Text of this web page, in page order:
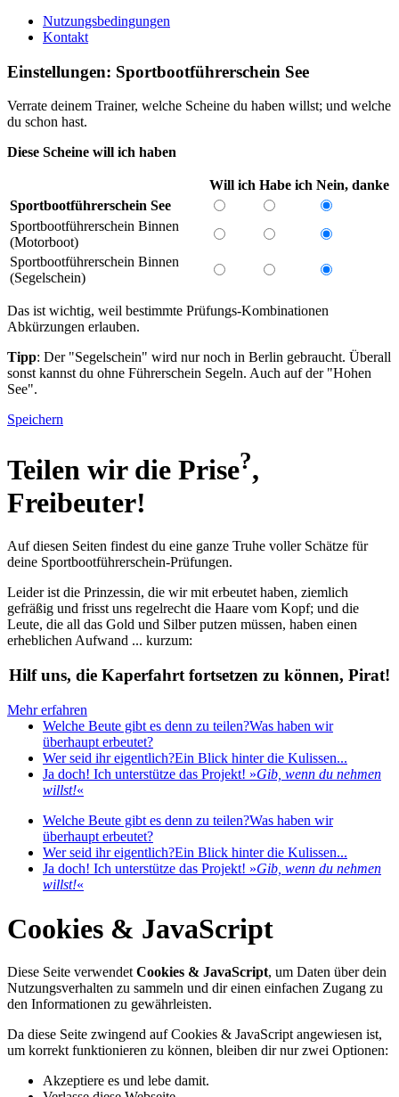
Nutzungsbedingungen
Kontakt
Einstellungen: Sportbootführerschein See
Verrate deinem Trainer, welche Scheine du haben willst; und welche
du schon hast.
Diese Scheine will ich haben
Will ich Habe ich Nein, danke
Sportbootführerschein See
Sportbootführerschein Binnen
(Motorboot)
Sportbootführerschein Binnen
(Segelschein)
Das ist wichtig, weil bestimmte Prüfungs-Kombinationen
Abkürzungen erlauben.
Tipp: Der "Segelschein" wird nur noch in Berlin gebraucht. Überall
sonst kannst du ohne Führerschein Segeln. Auch auf der "Hohen
See".
Speichern
Teilen wir die Prise?,
Freibeuter!
Auf diesen Seiten findest du eine ganze Truhe voller Schätze für
deine Sportbootführerschein-Prüfungen.
Leider ist die Prinzessin, die wir mit erbeutet haben, ziemlich
gefräßig und frisst uns regelrecht die Haare vom Kopf; und die
Leute, die all das Gold und Silber putzen müssen, haben einen
erheblichen Aufwand ... kurzum:
Hilf uns, die Kaperfahrt fortsetzen zu können, Pirat!
Mehr erfahren
Welche Beute gibt es denn zu teilen?Was haben wir
überhaupt erbeutet?
Wer seid ihr eigentlich?Ein Blick hinter die Kulissen...
Ja doch! Ich unterstütze das Projekt! »Gib, wenn du nehmen
willst!«
Welche Beute gibt es denn zu teilen?Was haben wir
überhaupt erbeutet?
Wer seid ihr eigentlich?Ein Blick hinter die Kulissen...
Ja doch! Ich unterstütze das Projekt! »Gib, wenn du nehmen
willst!«
Cookies & JavaScript
Diese Seite verwendet Cookies & JavaScript, um Daten über dein
Nutzungsverhalten zu sammeln und dir einen einfachen Zugang zu
den Informationen zu gewährleisten.
Da diese Seite zwingend auf Cookies & JavaScript angewiesen ist,
um korrekt funktionieren zu können, bleiben dir nur zwei Optionen:
Akzeptiere es und lebe damit.